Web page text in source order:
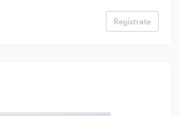
Regístrate